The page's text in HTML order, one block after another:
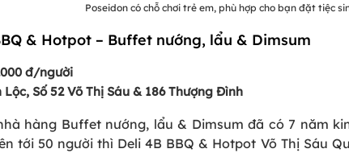
Poseidon có chỗ chơi trẻ em, phù hợp cho bạn đặt tiệc
& Hotpot – Buffet nướng, lẩu & Dimsum
đ/người
Số 52 Võ Thị Sáu & 186 Thượng Đình
hàng Buffet nướng, lẩu & Dimsum đã có 7 năm
tới 50 người thì Deli 4B BBQ & Hotpot Võ Thị Sáu